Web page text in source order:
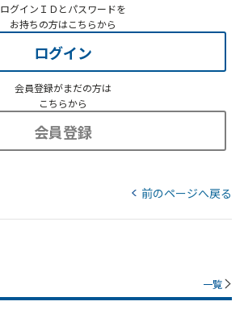
ログインＩＤとパスワードを
お持ちの方はこちらから
ログイン
会員登録がまだの方は
こちらから
会員登録
前のページへ戻る
一覧